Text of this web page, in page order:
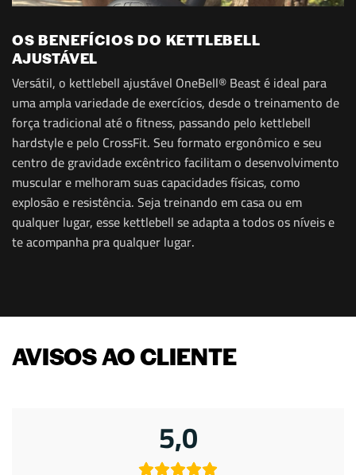
OS BENEFÍCIOS DO KETTLEBELL
AJUSTÁVEL
Versátil, o kettlebell ajustável OneBell® Beast é ideal para
uma ampla variedade de exercícios, desde o treinamento de
força tradicional até o fitness, passando pelo kettlebell
hardstyle e pelo CrossFit. Seu formato ergonômico e seu
centro de gravidade excêntrico facilitam o desenvolvimento
muscular e melhoram suas capacidades físicas, como
explosão e resistência. Seja treinando em casa ou em
qualquer lugar, esse kettlebell se adapta a todos os níveis e
te acompanha pra qualquer lugar.
AVISOS AO CLIENTE
5,0